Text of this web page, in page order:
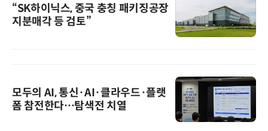
“SK하이닉스, 중국 충칭 패키징공장
지분매각 등 검토”
모두의 AI, 통신·AI·클라우드·플랫
폼 참전한다…탐색전 치열